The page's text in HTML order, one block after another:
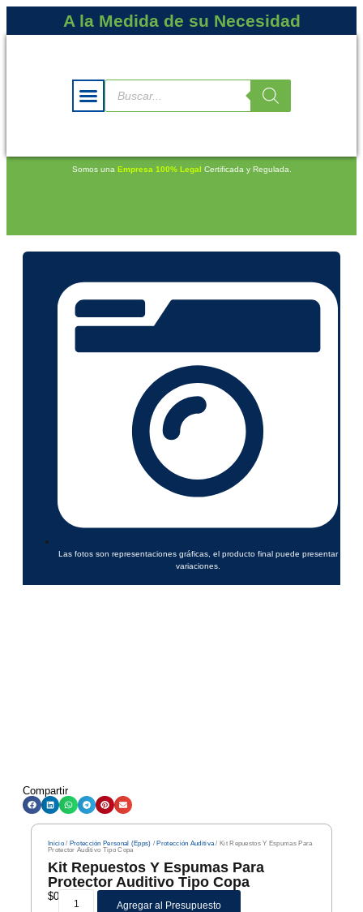
A la Medida de su Necesidad
Somos una Empresa 100% Legal Certificada y Regulada.
Las fotos son representaciones gráficas, el producto final puede presentar
variaciones.
Compartir
Inicio/ Protección Personal (Epps) / Protección Auditiva/ Kit Repuestos Y Espumas Para
Protector Auditivo Tipo Copa
Kit Repuestos Y Espumas Para
Protector Auditivo Tipo Copa
$0
Agregar al Presupuesto